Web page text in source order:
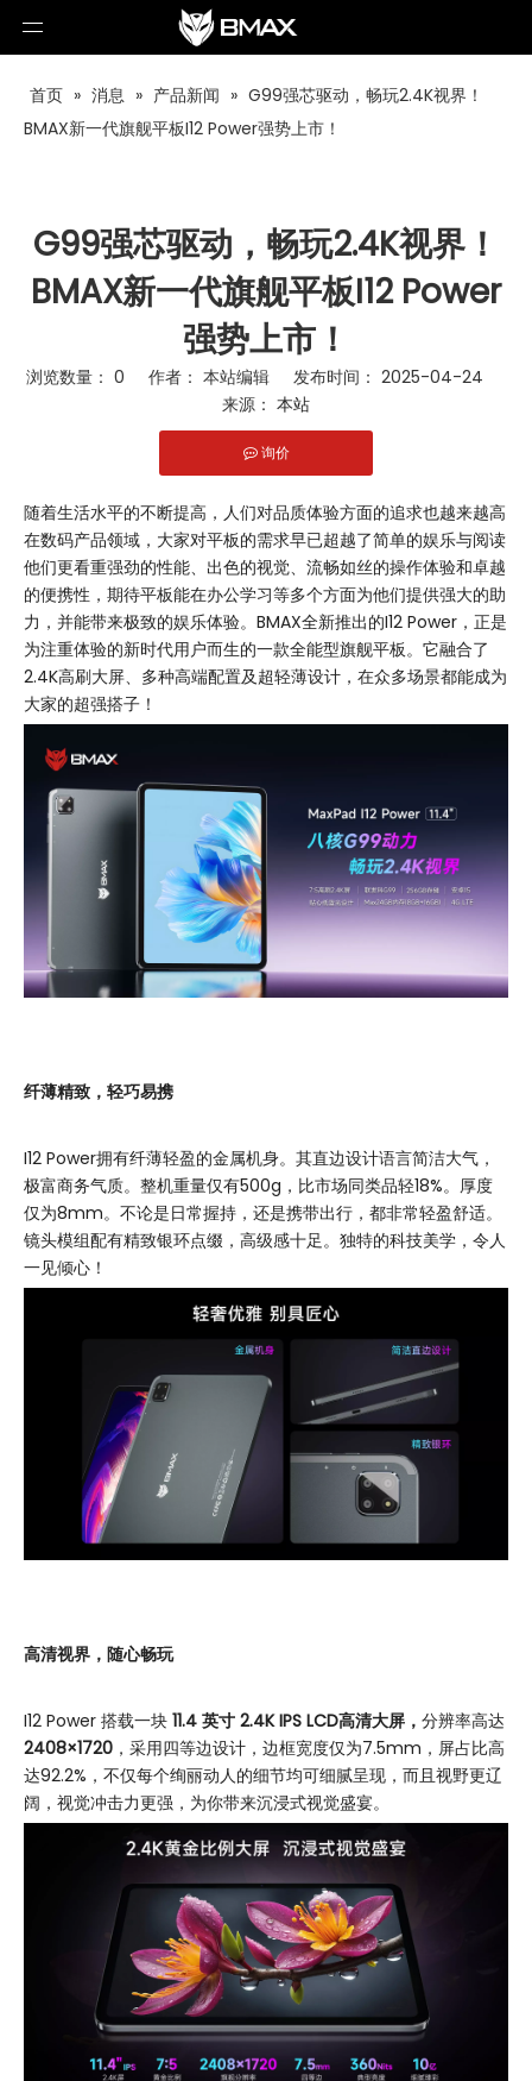
首页 » 消息 » 产品新闻 » G99强芯驱动，畅玩2.4K视界！
BMAX新一代旗舰平板I12 Power强势上市！
G99强芯驱动，畅玩2.4K视界！
BMAX新一代旗舰平板I12 Power
强势上市！
浏览数量： 0 作者： 本站编辑 发布时间： 2025-04-24
来源： 本站
询价
随着生活水平的不断提高，人们对品质体验方面的追求也越来越高
在数码产品领域，大家对平板的需求早已超越了简单的娱乐与阅读
他们更看重强劲的性能、出色的视觉、流畅如丝的操作体验和卓越
的便携性，期待平板能在办公学习等多个方面为他们提供强大的助
力，并能带来极致的娱乐体验。BMAX全新推出的I12 Power，正是
为注重体验的新时代用户而生的一款全能型旗舰平板。它融合了
2.4K高刷大屏、多种高端配置及超轻薄设计，在众多场景都能成为
大家的超强搭子！
纤薄精致，轻巧易携
I12 Power拥有纤薄轻盈的金属机身。其直边设计语言简洁大气，
极富商务气质。整机重量仅有500g，比市场同类品轻18%。厚度
仅为8mm。不论是日常握持，还是携带出行，都非常轻盈舒适。
镜头模组配有精致银环点缀，高级感十足。独特的科技美学，令人
一见倾心！
高清视界， 随心畅玩
I12 Power 搭载一块 11.4 英寸 2.4K IPS LCD高清大屏 ， 分辨率高达
2408×1720 ，采用四等边设计，边框宽度仅为7.5mm，屏占比高
达92.2%，不仅每个绚丽动人的细节均可细腻呈现，而且视野更辽
阔，视觉冲击力更强，为你带来沉浸式视觉盛宴。